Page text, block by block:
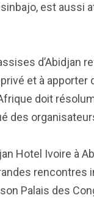
est aussi
d’Abidjan
et à
doit
des
Hotel Ivoire à
rencontres
Palais des